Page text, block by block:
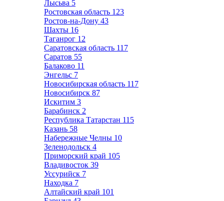
Лысьва 5
Ростовская область 123
Ростов-на-Дону 43
Шахты 16
Таганрог 12
Саратовская область 117
Саратов 55
Балаково 11
Энгельс 7
Новосибирская область 117
Новосибирск 87
Искитим 3
Барабинск 2
Республика Татарстан 115
Казань 58
Набережные Челны 10
Зеленодольск 4
Приморский край 105
Владивосток 39
Уссурийск 7
Находка 7
Алтайский край 101